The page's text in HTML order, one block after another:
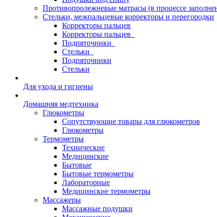
Противопролежневые матрасы (в процессе
Стельки, межпальцевые корректоры и перегородки
Корректоры пальцев
Корректоры пальцев_
Подпяточники_
Стельки_
Подпяточники
Стельки
Для ухода и гигиены
Домашняя медтехника
Глюкометры
Сопутствующие товары для глюкометров
Глюкометры
Термометры
Технические
Медицинские
Бытовые
Бытовые термометры
Лабораторные
Медицинские термометры
Массажеры
Массажные подушки